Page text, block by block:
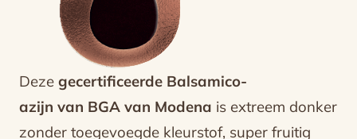
Deze gecertificeerde Balsamico-
azijn van BGA van Modena is extreem donker
zonder toegevoegde kleurstof, super fruitig